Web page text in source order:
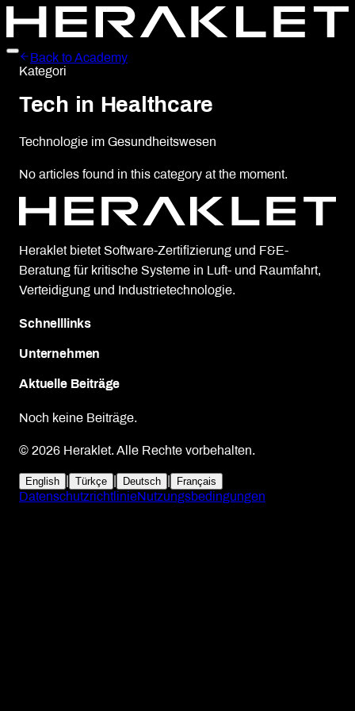
Back to Academy
Kategori
Tech in Healthcare
Technologie im Gesundheitswesen
No articles found in this category at the moment.
Heraklet bietet Software-Zertifizierung und F&E-
Beratung für kritische Systeme in Luft- und Raumfahrt,
Verteidigung und Industrietechnologie.
Schnelllinks
Unternehmen
Aktuelle Beiträge
Noch keine Beiträge.
© 2026 Heraklet. Alle Rechte vorbehalten.
English Türkçe Deutsch Français
DatenschutzrichtlinieNutzungsbedingungen